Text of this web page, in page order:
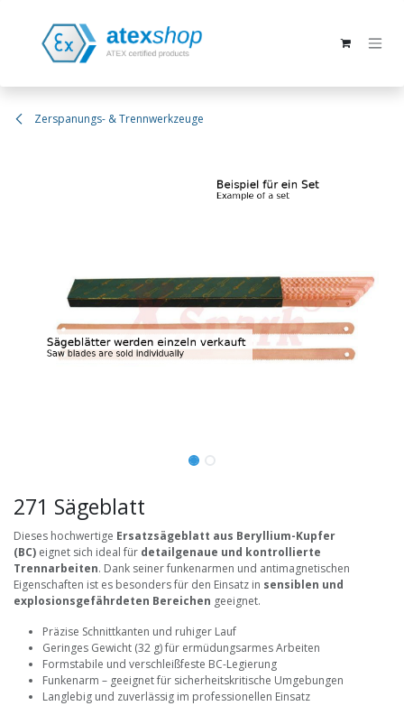
Zerspanungs- & Trennwerkzeuge
271 Sägeblatt
Dieses hochwertige Ersatzsägeblatt aus Beryllium-Kupfer
(BC) eignet sich ideal für detailgenaue und kontrollierte
Trennarbeiten. Dank seiner funkenarmen und antimagnetischen
Eigenschaften ist es besonders für den Einsatz in sensiblen und
explosionsgefährdeten Bereichen geeignet.
Präzise Schnittkanten und ruhiger Lauf
Geringes Gewicht (32 g) für ermüdungsarmes Arbeiten
Formstabile und verschleißfeste BC-Legierung
Funkenarm – geeignet für sicherheitskritische Umgebungen
Langlebig und zuverlässig im professionellen Einsatz